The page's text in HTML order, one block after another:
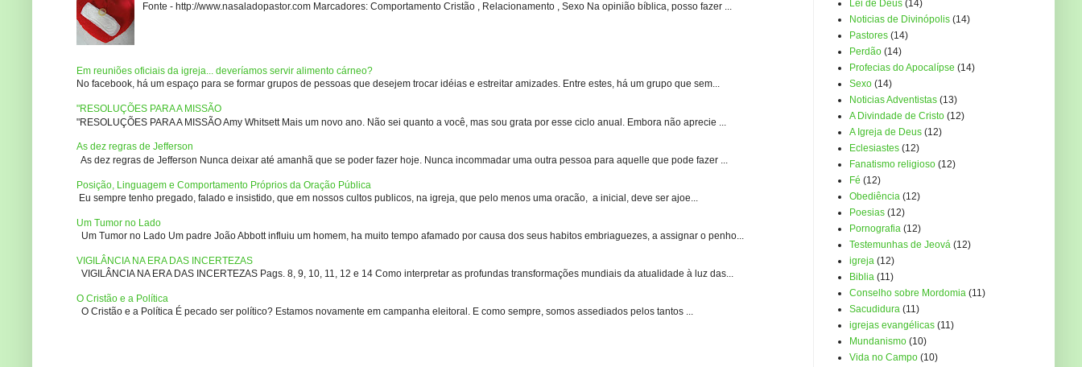
Fonte - http://www.nasaladopastor.com Marcadores: Comportamento Cristão , Relacionamento , Sexo Na opinião bíblica, posso fazer ...
Em reuniões oficiais da igreja... deveríamos servir alimento cárneo?
No facebook, há um espaço para se formar grupos de pessoas que desejem trocar idéias e estreitar amizades. Entre estes, há um grupo que sem...
"RESOLUÇÕES PARA A MISSÃO
"RESOLUÇÕES PARA A MISSÃO Amy Whitsett Mais um novo ano. Não sei quanto a você, mas sou grata por esse ciclo anual. Embora não aprecie ...
As dez regras de Jefferson
As dez regras de Jefferson Nunca deixar até amanhã que se poder fazer hoje. Nunca incommadar uma outra pessoa para aquelle que pode fazer ...
Posição, Linguagem e Comportamento Próprios da Oração Pública
Eu sempre tenho pregado, falado e insistido, que em nossos cultos publicos, na igreja, que pelo menos uma oracão, a inicial, deve ser ajoe...
Um Tumor no Lado
Um Tumor no Lado Um padre João Abbott influiu um homem, ha muito tempo afamado por causa dos seus habitos embriaguezes, a assignar o penho...
VIGILÂNCIA NA ERA DAS INCERTEZAS
VIGILÂNCIA NA ERA DAS INCERTEZAS Pags. 8, 9, 10, 11, 12 e 14 Como interpretar as profundas transformações mundiais da atualidade à luz das...
O Cristão e a Política
O Cristão e a Política É pecado ser político? Estamos novamente em campanha eleitoral. E como sempre, somos assediados pelos tantos ...
Lei de Deus (14)
Noticias de Divinópolis (14)
Pastores (14)
Perdão (14)
Profecias do Apocalípse (14)
Sexo (14)
Noticias Adventistas (13)
A Divindade de Cristo (12)
A Igreja de Deus (12)
Eclesiastes (12)
Fanatismo religioso (12)
Fé (12)
Obediência (12)
Poesias (12)
Pornografia (12)
Testemunhas de Jeová (12)
igreja (12)
Biblia (11)
Conselho sobre Mordomia (11)
Sacudidura (11)
igrejas evangélicas (11)
Mundanismo (10)
Vida no Campo (10)